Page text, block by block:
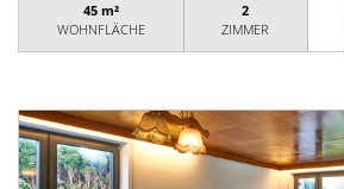
45 m²
WOHNFLÄCHE
2
ZIMMER